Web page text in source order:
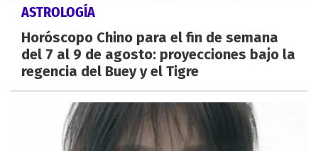
ASTROLOGÍA
Horóscopo Chino para el fin de semana
del 7 al 9 de agosto: proyecciones bajo la
regencia del Buey y el Tigre